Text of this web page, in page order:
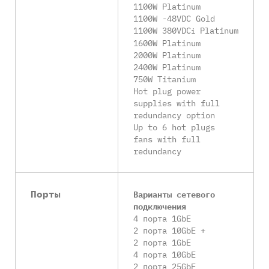
1100W Platinum
1100W -48VDC Gold
1100W 380VDCi
Platinum
1600W Platinum
2000W Platinum
2400W Platinum
750W Titanium
Hot plug power
supplies with full
redundancy option
Up to 6 hot plugs
fans with full
redundancy
Порты
Варианты сетевого
подключения
4 порта 1GbE
2 порта 10GbE +
2 порта 1GbE
4 порта 10GbE
2 порта 25GbE